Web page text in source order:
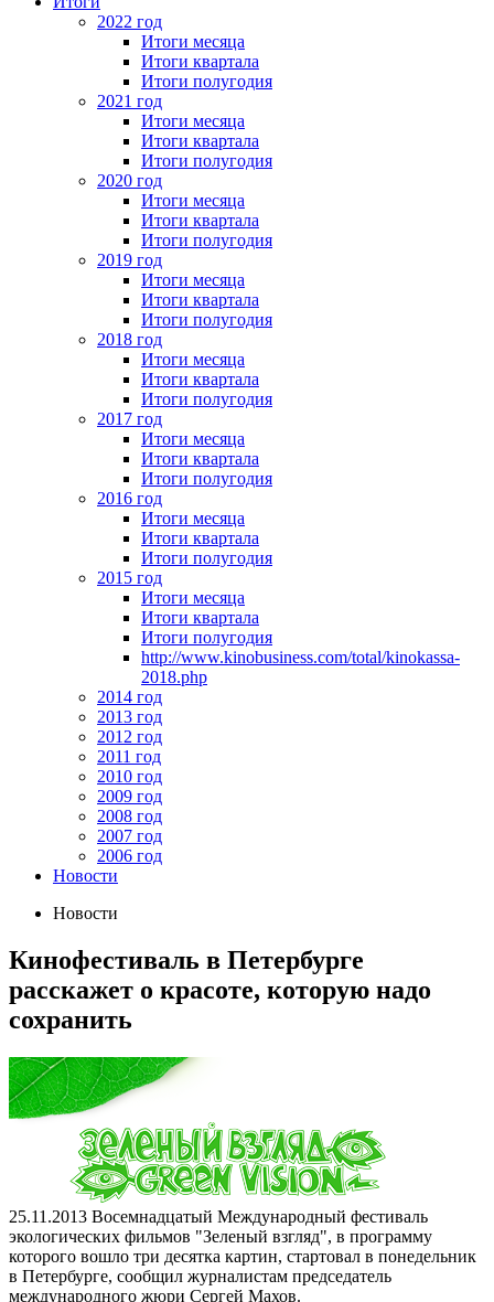
2022 год
Итоги месяца
Итоги квартала
Итоги полугодия
2021 год
Итоги месяца
Итоги квартала
Итоги полугодия
2020 год
Итоги месяца
Итоги квартала
Итоги полугодия
2019 год
Итоги месяца
Итоги квартала
Итоги полугодия
2018 год
Итоги месяца
Итоги квартала
Итоги полугодия
2017 год
Итоги месяца
Итоги квартала
Итоги полугодия
2016 год
Итоги месяца
Итоги квартала
Итоги полугодия
2015 год
Итоги месяца
Итоги квартала
Итоги полугодия
http://www.kinobusiness.com/total/kinokassa-
2018.php
2014 год
2013 год
2012 год
2011 год
2010 год
2009 год
2008 год
2007 год
2006 год
Новости
Новости
Кинофестиваль в Петербурге
расскажет о красоте, которую надо
сохранить
25.11.2013 Восемнадцатый Международный фестиваль
экологических фильмов "Зеленый взгляд", в программу
которого вошло три десятка картин, стартовал в понедельник
в Петербурге, сообщил журналистам председатель
международного жюри Сергей Махов.